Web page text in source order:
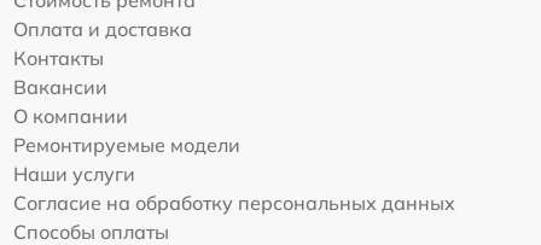
Оплата и доставка
Контакты
Вакансии
О компании
Ремонтируемые модели
Наши услуги
Согласие на обработку персональных данных
Способы оплаты